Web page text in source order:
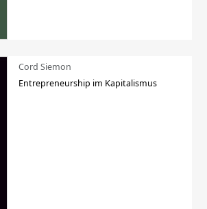
Cord Siemon
Entrepreneurship im Kapitalismus